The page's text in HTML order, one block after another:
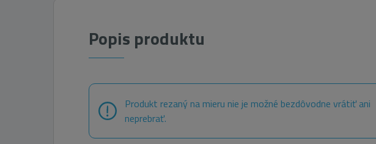
Popis produktu
Produkt rezaný na mieru nie je možné bezdôvodne vrátiť ani
neprebrať.